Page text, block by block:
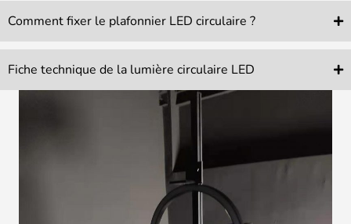
Comment fixer le plafonnier LED circulaire ?
Fiche technique de la lumière circulaire LED